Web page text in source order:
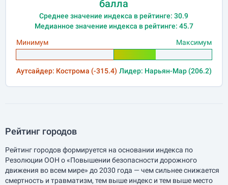
балла
Среднее значение индекса в рейтинге: 30.9
Медианное значение индекса в рейтинге: 45.7
Минимум
Максимум
Аутсайдер: Кострома (-315.4) Лидер: Нарьян-Мар (206.2)
Рейтинг городов
Рейтинг городов формируется на основании индекса по
Резолюции ООН о «Повышении безопасности дорожного
движения во всем мире» до 2030 года — чем сильнее снижается
смертность и травматизм, тем выше индекс и тем выше место